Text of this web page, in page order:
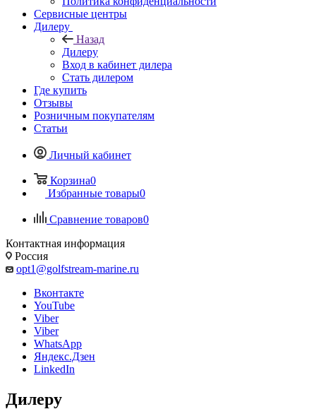
Сервисные центры
Дилеру
Назад
Дилеру
Вход в кабинет дилера
Стать дилером
Где купить
Отзывы
Розничным покупателям
Статьи
Личный кабинет
Корзина0
Избранные товары0
Сравнение товаров0
Контактная информация
Россия
opt1@golfstream-marine.ru
Вконтакте
YouTube
Viber
Viber
WhatsApp
Яндекс.Дзен
LinkedIn
Дилеру